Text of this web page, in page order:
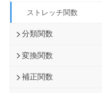
ストレッチ関数
分類関数
変換関数
補正関数